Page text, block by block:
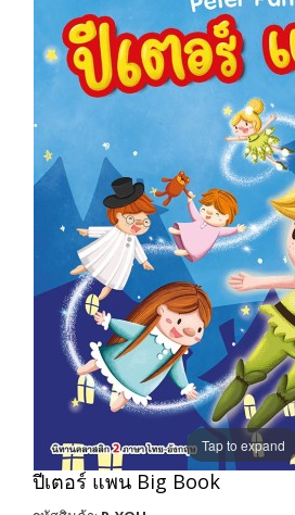
Tap to expand
ปีเตอร์ แพน Big Book